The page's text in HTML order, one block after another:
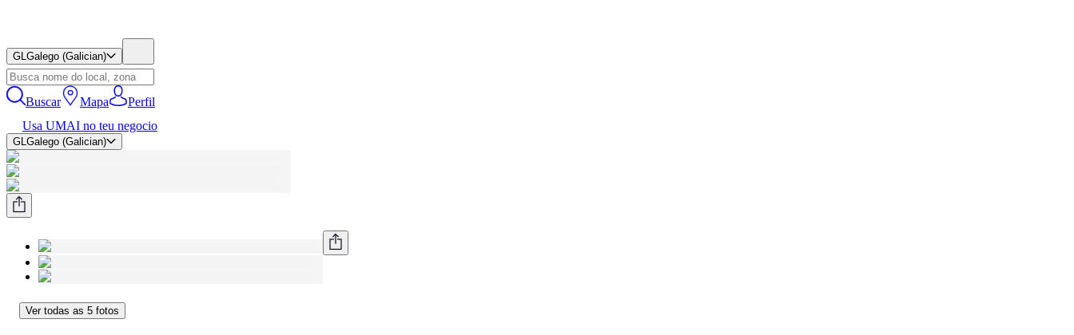
GLGalego (Galician)
Buscar Mapa
Perfil
Usa UMAI no teu negocio
GLGalego (Galician)
Ver todas as 5 fotos